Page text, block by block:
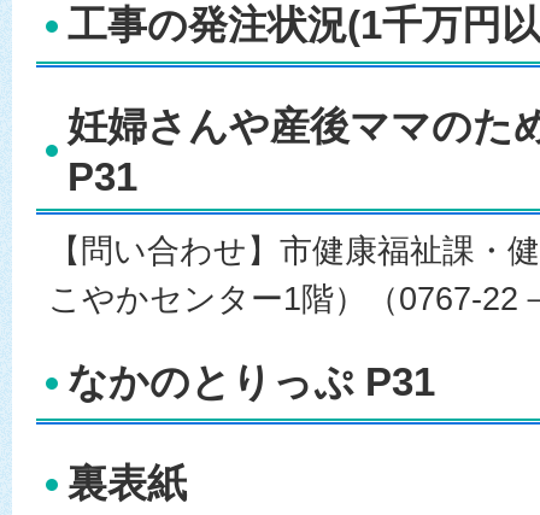
工事の発注状況(1千万円
妊婦さんや産後ママのた
P31
【問い合わせ】市健康福祉課・
こやかセンター1階）（0767-22
なかのとりっぷ P31
裏表紙